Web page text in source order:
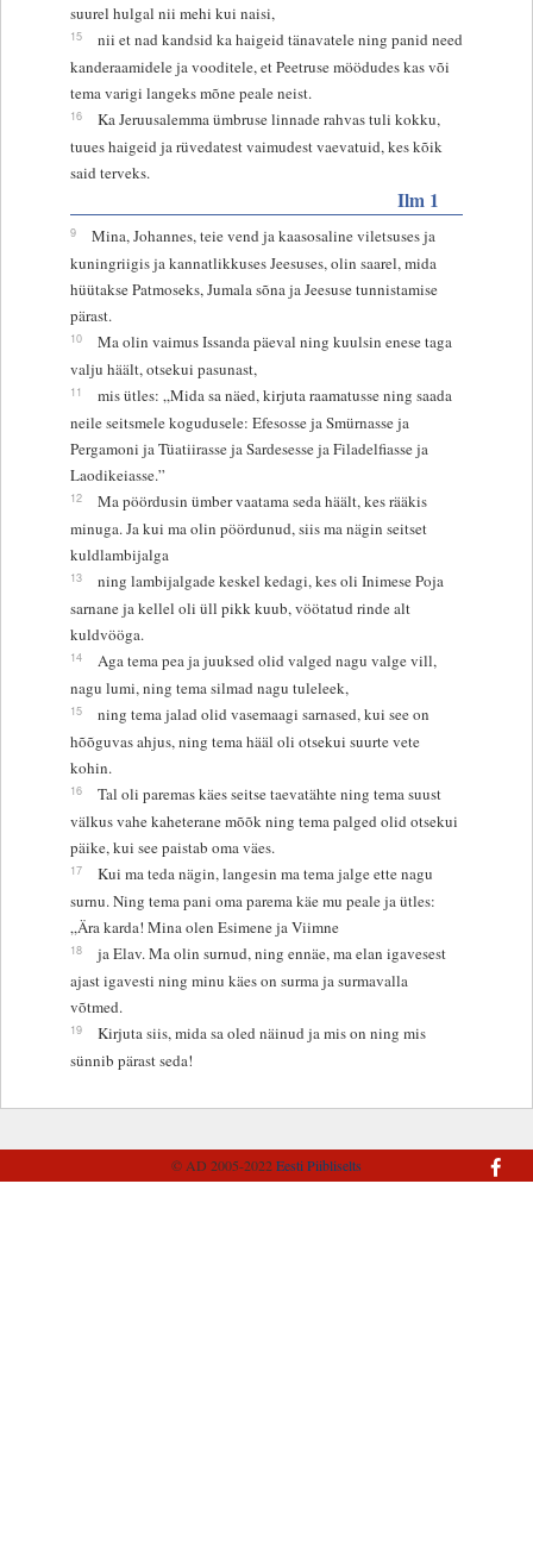
suurel hulgal nii mehi kui naisi,
15
nii et nad kandsid ka haigeid tänavatele ning panid need
kanderaamidele ja vooditele, et Peetruse möödudes kas või
tema varigi langeks mõne peale neist.
16
Ka Jeruusalemma ümbruse linnade rahvas tuli kokku,
tuues haigeid ja rüvedatest vaimudest vaevatuid, kes kõik
said terveks.
Ilm 1
9
Mina, Johannes, teie vend ja kaasosaline viletsuses ja
kuningriigis ja kannatlikkuses Jeesuses, olin saarel, mida
hüütakse Patmoseks, Jumala sõna ja Jeesuse tunnistamise
pärast.
10
Ma olin vaimus Issanda päeval ning kuulsin enese taga
valju häält, otsekui pasunast,
11
mis ütles: „Mida sa näed, kirjuta raamatusse ning saada
neile seitsmele kogudusele: Efesosse ja Smürnasse ja
Pergamoni ja Tüatiirasse ja Sardesesse ja Filadelfiasse ja
Laodikeiasse.”
12
Ma pöördusin ümber vaatama seda häält, kes rääkis
minuga. Ja kui ma olin pöördunud, siis ma nägin seitset
kuldlambijalga
13
ning lambijalgade keskel kedagi, kes oli Inimese Poja
sarnane ja kellel oli üll pikk kuub, vöötatud rinde alt
kuldvööga.
14
Aga tema pea ja juuksed olid valged nagu valge vill,
nagu lumi, ning tema silmad nagu tuleleek,
15
ning tema jalad olid vasemaagi sarnased, kui see on
hõõguvas ahjus, ning tema hääl oli otsekui suurte vete
kohin.
16
Tal oli paremas käes seitse taevatähte ning tema suust
välkus vahe kaheterane mõõk ning tema palged olid otsekui
päike, kui see paistab oma väes.
17
Kui ma teda nägin, langesin ma tema jalge ette nagu
surnu. Ning tema pani oma parema käe mu peale ja ütles:
„Ära karda! Mina olen Esimene ja Viimne
18
ja Elav. Ma olin surnud, ning ennäe, ma elan igavesest
ajast igavesti ning minu käes on surma ja surmavalla
võtmed.
19
Kirjuta siis, mida sa oled näinud ja mis on ning mis
sünnib pärast seda!
© AD 2005-2022Eesti Piibliselts